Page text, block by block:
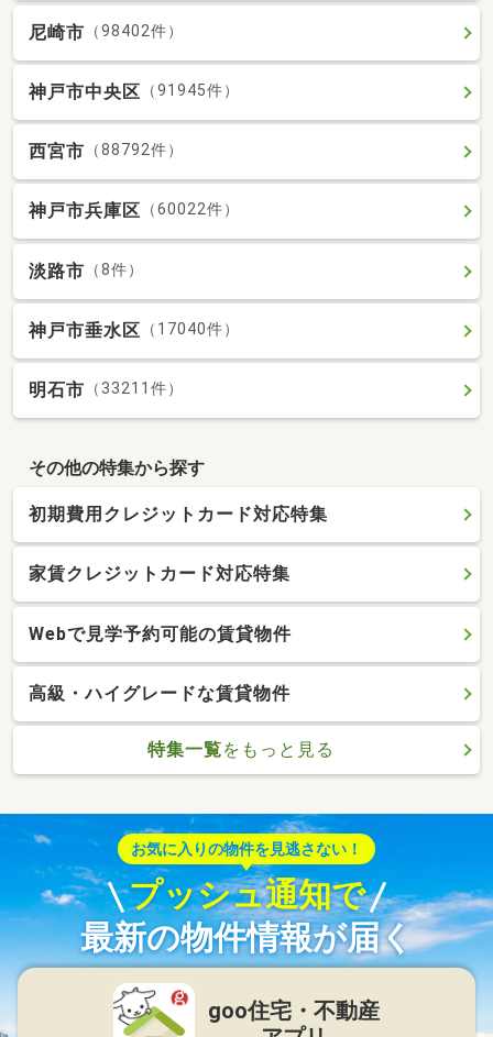
尼崎市 （98402件）
神戸市中央区 （91945件）
西宮市 （88792件）
神戸市兵庫区 （60022件）
淡路市 （8件）
神戸市垂水区 （17040件）
明石市 （33211件）
その他の特集から探す
初期費用クレジットカード対応特集
家賃クレジットカード対応特集
Webで見学予約可能の賃貸物件
高級・ハイグレードな賃貸物件
特集一覧をもっと見る
お気に入りの物件を見逃さない！
プッシュ通知で
最新の物件情報が届く
goo住宅・不動産